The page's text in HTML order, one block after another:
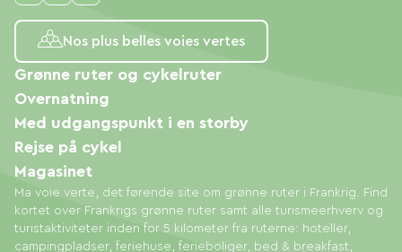
Nos plus belles voies vertes
Ma voie verte, det førende site om grønne ruter i Frankrig. Find
kortet over Frankrigs grønne ruter samt alle turismeerhverv og
turistaktiviteter inden for 5 kilometer fra ruterne: hoteller,
campingpladser, feriehuse, ferieboliger, bed & breakfast,
Grønne ruter og cykelruter
Overnatning
Med udgangspunkt i en storby
Rejse på cykel
Magasinet